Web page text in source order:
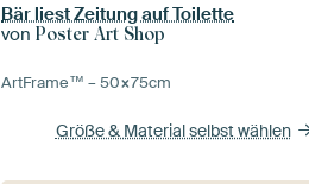
Bär liest Zeitung auf Toilette
vonPoster Art Shop
ArtFrame™ –50×75cm
Größe & Material selbst wählen